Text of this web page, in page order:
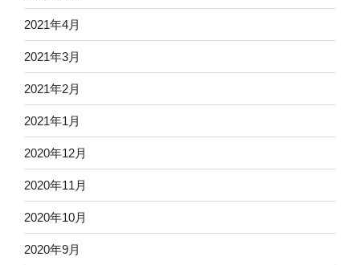
2021年4月
2021年3月
2021年2月
2021年1月
2020年12月
2020年11月
2020年10月
2020年9月